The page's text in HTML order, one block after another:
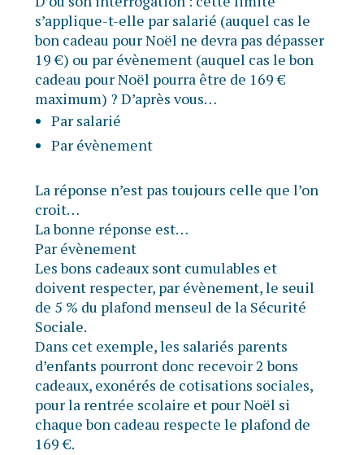
s’applique-t-elle par salarié (auquel cas le
bon cadeau pour Noël ne devra pas dépasser
19 €) ou par évènement (auquel cas le bon
cadeau pour Noël pourra être de 169 €
maximum) ? D’après vous…
Par salarié
Par évènement
La réponse n’est pas toujours celle que l’on
croit…
La bonne réponse est…
Par évènement
Les bons cadeaux sont cumulables et
doivent respecter, par évènement, le seuil
de 5 % du plafond menseul de la Sécurité
Sociale.
Dans cet exemple, les salariés parents
d’enfants pourront donc recevoir 2 bons
cadeaux, exonérés de cotisations sociales,
pour la rentrée scolaire et pour Noël si
chaque bon cadeau respecte le plafond de
169 €.